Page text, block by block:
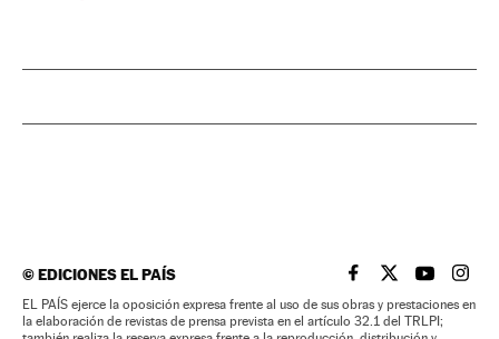
©EDICIONES EL PAÍS EL PAÍS BRASIL EN
EL PAÍSEL PAÍS
EL
EL PAÍS ejerce la oposición expresa frente al uso de sus obras y prestaciones en
la elaboración de revistas de prensa prevista en el artículo 32.1 del TRLPI;